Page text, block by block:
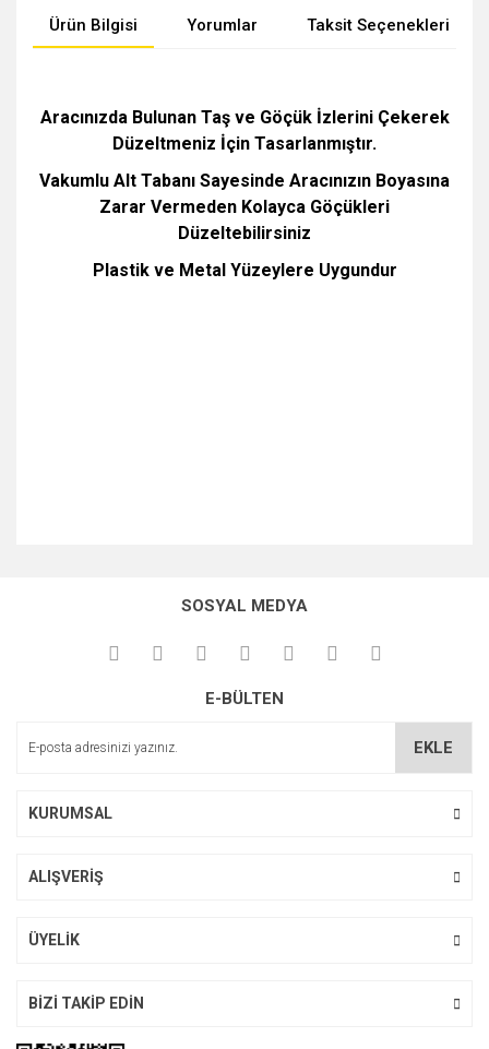
Ürün Bilgisi Yorumlar Taksit Seçenekleri
Aracınızda Bulunan Taş ve Göçük İzlerini Çekerek
Düzeltmeniz İçin Tasarlanmıştır.
Vakumlu Alt Tabanı Sayesinde Aracınızın Boyasına
Zarar Vermeden Kolayca Göçükleri
Düzeltebilirsiniz
Plastik ve Metal Yüzeylere Uygundur
kullanarak tarafımıza iletebilirsiniz.
Görüş ve önerileriniz için teşekkür ederiz.
Ürün açıklamasında eksik bilgiler bulunuyor.
SOSYAL MEDYA
E-BÜLTEN
EKLE
KURUMSAL
ALIŞVERİŞ
ÜYELİK
BİZİ TAKİP EDİN